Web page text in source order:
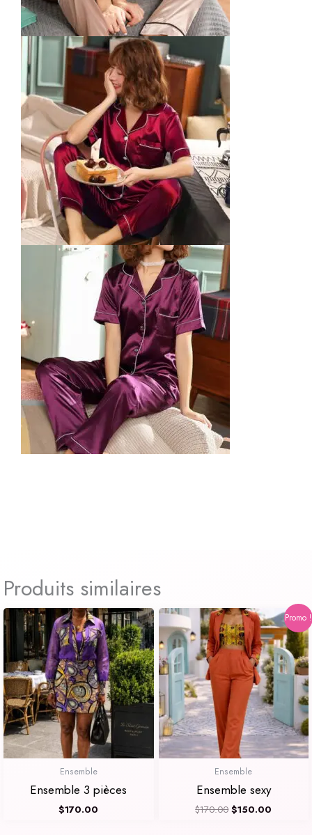
Produits similaires
Ensemble
Ensemble 3 pièces
$170.00
Promo !
Ensemble
Ensemble sexy
$170.00
Le
prix
initial
était :
$170.00.
$150.00
Le
prix
actuel
est :